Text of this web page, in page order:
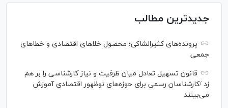
جدیدترین مطالب
پرونده‌های کثیرالشاکی؛ محصول خلا‌های اقتصادی و خطا‌های
جمعی
قانون تسهیل تعادل میان ظرفیت و نیاز کارشناسی را بر هم
زد /کارشناسان رسمی برای حوزه‌های نوظهور اقتصادی آموزش
می‌بینند